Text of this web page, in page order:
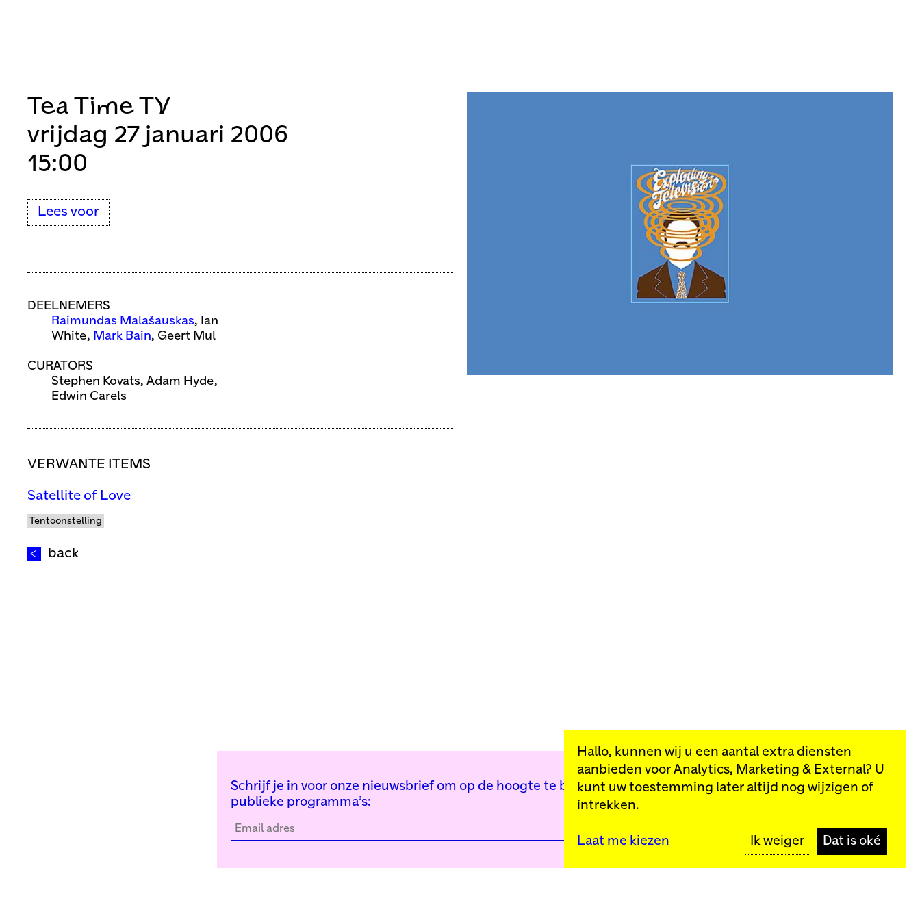
Tea Time TV
vrijdag 27 januari 2006
15:00
Lees voor
DEELNEMERS
Raimundas Malašauskas, Ian
White, Mark Bain, Geert Mul
CURATORS
Stephen Kovats, Adam Hyde,
Edwin Carels
VERWANTE ITEMS
Satellite of Love
Tentoonstelling
back
Schrijf je in voor onze nieuwsbrief om op de hoogte te blijven van onze
publieke programma’s:
Hallo, kunnen wij u een aantal extra diensten
aanbieden voor Analytics, Marketing & External? U
kunt uw toestemming later altijd nog wijzigen of
intrekken.
Laat me kiezen Ik weiger Dat is oké